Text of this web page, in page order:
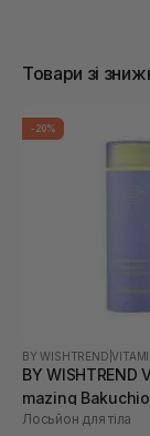
Товари зі
-20%
BY WISHTREND |
BY WISHTREND
mazing
Lotion 150 г
Лосьйон для тіла